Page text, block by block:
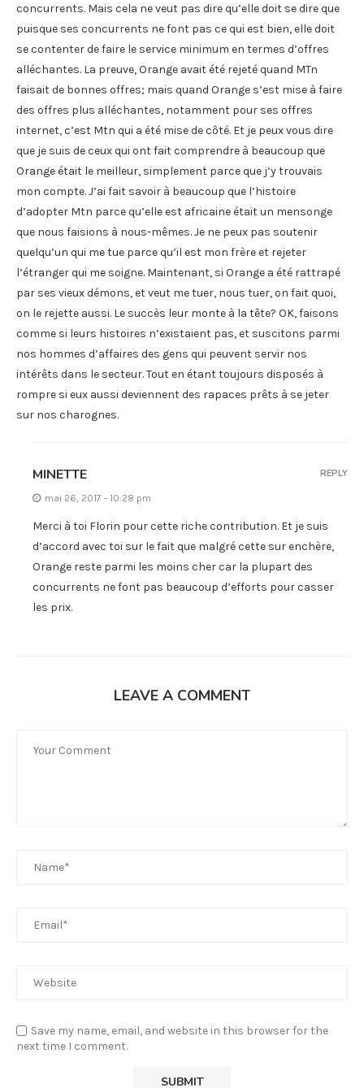
concurrents. Mais cela ne veut pas dire qu’elle doit se dire que
puisque ses concurrents ne font pas ce qui est bien, elle doit
se contenter de faire le service minimum en termes d’offres
alléchantes. La preuve, Orange avait été rejeté quand MTn
faisait de bonnes offres; mais quand Orange s’est mise à faire
des offres plus alléchantes, notamment pour ses offres
internet, c’est Mtn qui a été mise de côté. Et je peux vous dire
que je suis de ceux qui ont fait comprendre à beaucoup que
Orange était le meilleur, simplement parce que j’y trouvais
mon compte. J’ai fait savoir à beaucoup que l’histoire
d’adopter Mtn parce qu’elle est africaine était un mensonge
que nous faisions à nous-mêmes. Je ne peux pas soutenir
quelqu’un qui me tue parce qu’il est mon frère et rejeter
l’étranger qui me soigne. Maintenant, si Orange a été rattrapé
par ses vieux démons, et veut me tuer, nous tuer, on fait quoi,
on le rejette aussi. Le succès leur monte à la tête? OK, faisons
comme si leurs histoires n’existaient pas, et suscitons parmi
nos hommes d’affaires des gens qui peuvent servir nos
intérêts dans le secteur. Tout en étant toujours disposés à
rompre si eux aussi deviennent des rapaces prêts à se jeter
sur nos charognes.
MINETTE
mai 26, 2017 - 10:28 pm
Merci à toi Florin pour cette riche contribution. Et je suis
d’accord avec toi sur le fait que malgré cette sur enchère,
Orange reste parmi les moins cher car la plupart des
concurrents ne font pas beaucoup d’efforts pour casser
les prix.
REPLY
LEAVE A COMMENT
Save my name, email, and website in this browser for the
next time I comment.